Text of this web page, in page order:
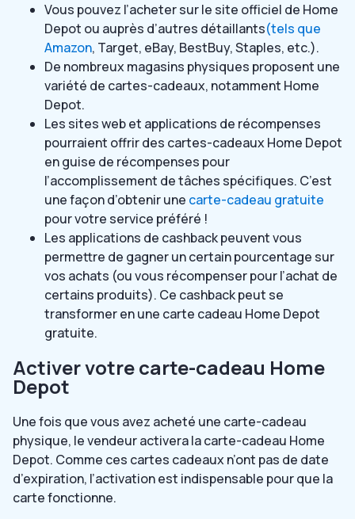
Vous pouvez l’acheter sur le site officiel de Home
Depot ou auprès d’autres détaillants(tels que
Amazon, Target, eBay, BestBuy, Staples, etc.).
De nombreux magasins physiques proposent une
variété de cartes-cadeaux, notamment Home
Depot.
Les sites web et applications de récompenses
pourraient offrir des cartes-cadeaux Home Depot
en guise de récompenses pour
l’accomplissement de tâches spécifiques. C’est
une façon d’obtenir une carte-cadeau gratuite
pour votre service préféré !
Les applications de cashback peuvent vous
permettre de gagner un certain pourcentage sur
vos achats (ou vous récompenser pour l’achat de
certains produits). Ce cashback peut se
transformer en une carte cadeau Home Depot
gratuite.
Activer votre carte-cadeau Home
Depot
Une fois que vous avez acheté une carte-cadeau
physique, le vendeur activera la carte-cadeau Home
Depot. Comme ces cartes cadeaux n’ont pas de date
d’expiration, l’activation est indispensable pour que la
carte fonctionne.